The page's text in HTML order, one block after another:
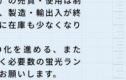
製造・輸出入が終
在庫も少な くなり
化を進める、また
必要数の蛍光ラン
願いします。